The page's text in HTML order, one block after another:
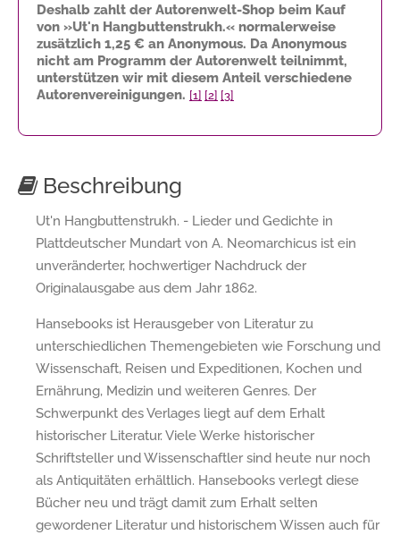
Deshalb zahlt der Autorenwelt-Shop beim Kauf
von »Ut'n Hangbuttenstrukh.« normalerweise
zusätzlich 1,25 € an Anonymous. Da Anonymous
nicht am Programm der Autorenwelt teilnimmt,
unterstützen wir mit diesem Anteil verschiedene
Autorenvereinigungen. [1] [2] [3]
Beschreibung
Ut'n Hangbuttenstrukh. - Lieder und Gedichte in
Plattdeutscher Mundart von A. Neomarchicus ist ein
unveränderter, hochwertiger Nachdruck der
Originalausgabe aus dem Jahr 1862.
Hansebooks ist Herausgeber von Literatur zu
unterschiedlichen Themengebieten wie Forschung und
Wissenschaft, Reisen und Expeditionen, Kochen und
Ernährung, Medizin und weiteren Genres. Der
Schwerpunkt des Verlages liegt auf dem Erhalt
historischer Literatur. Viele Werke historischer
Schriftsteller und Wissenschaftler sind heute nur noch
als Antiquitäten erhältlich. Hansebooks verlegt diese
Bücher neu und trägt damit zum Erhalt selten
gewordener Literatur und historischem Wissen auch für